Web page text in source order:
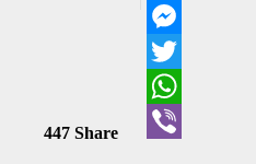
447 Share
Facebook
Messenger
Twitter
WhatsApp